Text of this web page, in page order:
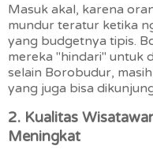
Masuk akal, karena
mundur teratur ketika
yang budgetnya tipis.
mereka "hindari" untuk
selain Borobudur,
yang juga bisa
2. Kualitas
Meningkat